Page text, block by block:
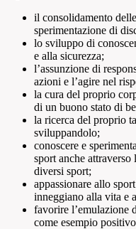
il consolidamento
sperimentazione di
lo sviluppo di
e alla sicurezza;
l’assunzione di
azioni e l’agire nel
la cura del proprio
di un buono stato di
la ricerca del proprio
sviluppandolo;
conoscere e
sport anche attraverso
diversi sport;
appassionare allo
inneggiano alla vita e
favorire l’emulazione
come esempio